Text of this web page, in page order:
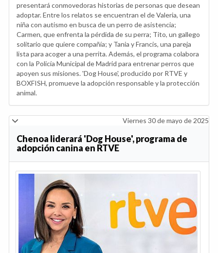
presentará conmovedoras historias de personas que desean
adoptar. Entre los relatos se encuentran el de Valeria, una
niña con autismo en busca de un perro de asistencia;
Carmen, que enfrenta la pérdida de su perra; Tito, un gallego
solitario que quiere compañía; y Tania y Francis, una pareja
lista para acoger a una perrita. Además, el programa colabora
con la Policía Municipal de Madrid para entrenar perros que
apoyen sus misiones. 'Dog House', producido por RTVE y
BOXFISH, promueve la adopción responsable y la protección
animal.
Viernes 30 de mayo de 2025
Chenoa liderará 'Dog House', programa de
adopción canina en RTVE